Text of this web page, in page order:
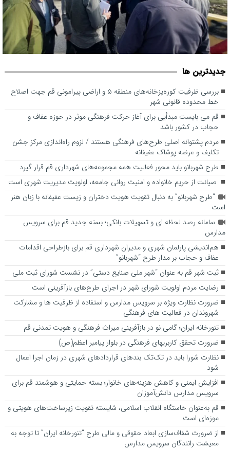
اصلاح خط محدوده قانونی شهر
جديدترين ها
بررسی ظرفیت کوره‌پزخانه‌های منطقه ۵ و اراضی پیرامونی قم جهت اصلاح
خط محدوده قانونی شهر
قم می بایست مبدأیی برای آغاز حرکت فرهنگی موثر در حوزه عفاف و
حجاب در کشور باشد
مردم پشتوانه اصلی طرح‌های فرهنگی هستند / لزوم راه‌اندازی مرکز جشن
تکلیف و عرضه پوشاک عفیفانه
طرح شهربانو باید محور فعالیت همه مجموعه‌های شهرداری قم قرار گیرد
صیانت از حریم خانواده و امنیت روانی جامعه، اولویت مدیریت شهری است
“طرح شهربانو” به دنبال تقویت هویت دختران و زیست عفیفانه با زبان هنر
است
سامانه رصد لحظه ای و تسهیلات بانکی؛ بسته جدید قم برای سرویس
مدارس
هم‌اندیشی پارلمان شهری و مدیران شهرداری قم برای بازطراحی اقدامات
عفاف و حجاب بر مدار طرح “شهربانو”
ثبت شهر قم به عنوان “شهر ملی صنایع دستی” در نشست شورای ثبت ملی
رضایت مردم اولویت شورای شهر در اجرای طرح‌های بازآفرینی است
ضرورت نظارت ویژه بر سرویس مدارس و استفاده از ظرفیت ها و مشارکت
شهروندان در فعالیت های فرهنگی
تنورخانه ایران؛ گامی نو در بازآفرینی میراث فرهنگی و هویت تمدنی قم
ضرورت تحقق کاربری­های فرهنگی در بلوار پیامبر اعظم(ص)
نظارت شورا باید در تک‌تک بندهای قراردادهای شهری در زمان اجرا اعمال
شود
افزایش ایمنی و کاهش هزینه‌های خانوار؛ بسته حمایتی و هوشمند قم برای
سرویس مدارس دانش‌آموزان
قم به‌عنوان خاستگاه انقلاب اسلامی، شایسته تقویت زیرساخت‌های هویتی و
موزه‌ای است
از ضرورت شفاف‌سازی ابعاد حقوقی و مالی طرح “تنورخانه ایران” تا توجه به
معیشت رانندگان سرویس مدارس